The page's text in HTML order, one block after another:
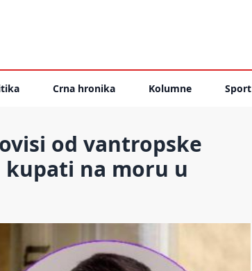
Crna hronika Kolumne Sport
od vantropske
kupati na moru u